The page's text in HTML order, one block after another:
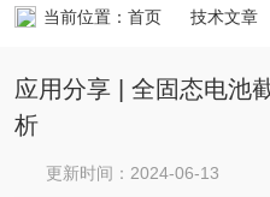
当前位置： 首页 技术文章
应用分享 | 全固态电池
析
更新时间：2024-06-13